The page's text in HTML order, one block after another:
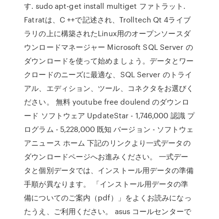
す. sudo apt-get install multiget ファトラット.
Fatratは、C ++で記述され、Trolltech Qt 4ライブ
ラリの上に構築されたLinux用のオープンソースダ
ウンロードマネージャー Microsoft SQL Server の
ダウンロードを使って始めましょう。データとワー
クロードのニーズに最適な、SQL Server のトライ
アル、エディション、ツール、コネクタをお選びく
ださい。 無料 youtube free doulend のダウンロ
ード ソフトウェア UpdateStar - 1,746,000 認識 プ
ログラム - 5,228,000 既知 バージョン - ソフトウェ
アニュース ホーム 下記のリンクより一式データの
ダウンロードページへお進みください。 一式デー
タと個別データでは、インストール用データの準備
手順が異なります。 「インストール用データの準
備についてのご案内（pdf）」をよくお読みになっ
たうえ、ご利用ください。 asus コールセンターで